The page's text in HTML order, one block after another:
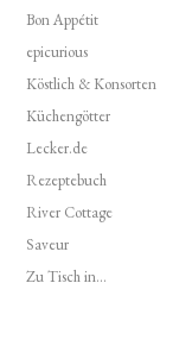
Bon Appétit
epicurious
Köstlich & Konsorten
Küchengötter
Lecker.de
Rezeptebuch
River Cottage
Saveur
Zu Tisch in...